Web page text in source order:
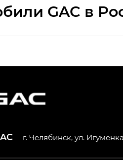
GAC в
— Хайптек Эйч Ти
г. Челябинск, ул.